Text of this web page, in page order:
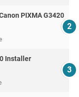
PIXMA G3420
Installer